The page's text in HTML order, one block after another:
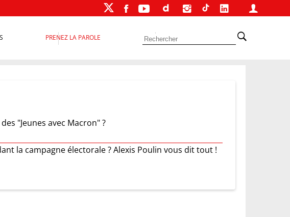
PRENEZ LA PAROLE
"Jeunes avec Macron" ?
la campagne électorale ? Alexis Poulin vous dit tout !